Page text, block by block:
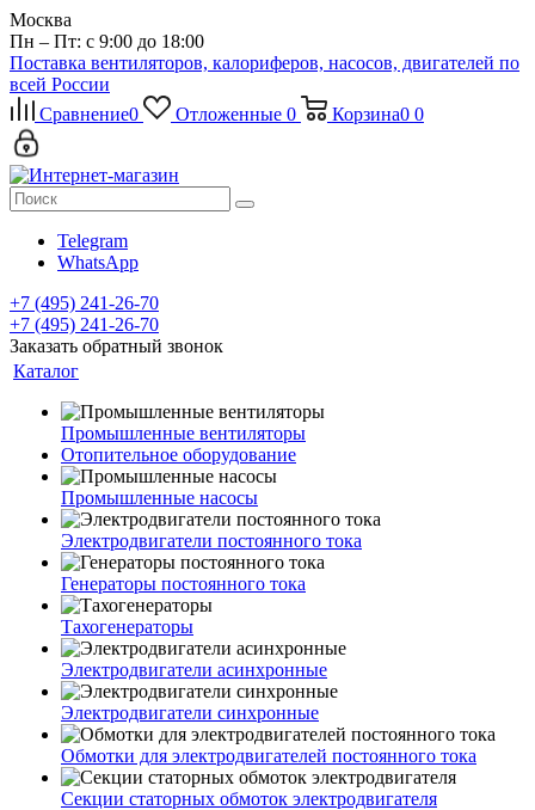
Москва
Пн – Пт: с 9:00 до 18:00
Поставка вентиляторов, калориферов, насосов, двигателей по
всей России
Сравнение0 Отложенные 0 Корзина0 0
Telegram
WhatsApp
+7 (495) 241-26-70
+7 (495) 241-26-70
Заказать обратный звонок
Каталог
Промышленные вентиляторы
Отопительное оборудование
Промышленные насосы
Электродвигатели постоянного тока
Генераторы постоянного тока
Тахогенераторы
Электродвигатели асинхронные
Электродвигатели синхронные
Обмотки для электродвигателей постоянного тока
Секции статорных обмоток электродвигателя